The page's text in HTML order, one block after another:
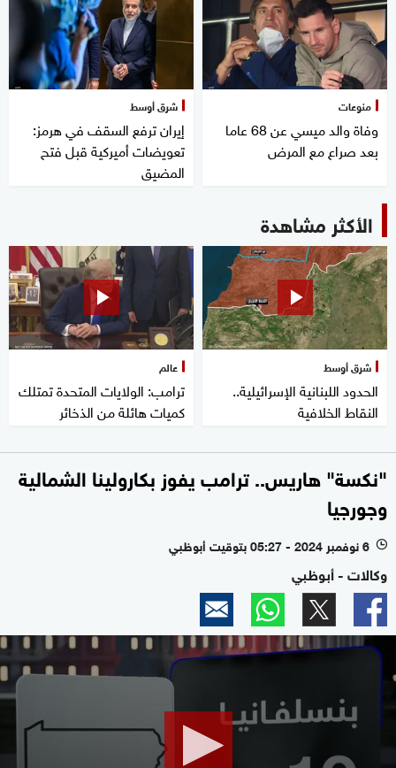
منوعات
وفاة والد ميسي عن 68 عاما
بعد صراع مع المرض
شرق أوسط
إيران ترفع السقف في هرمز:
تعويضات أميركية قبل فتح
المضيق
الأكثر مشاهدة
شرق أوسط
الحدود اللبنانية الإسرائيلية..
النقاط الخلافية
عالم
ترامب: الولايات المتحدة تمتلك
كميات هائلة من الذخائر
"نكسة" هاريس.. ترامب يفوز بكارولينا الشمالية
وجورجيا
l 6 نوفمبر 2024 - 05:27 بتوقيت أبوظبي
وكالات - أبوظبي
0
seconds
of
2
minutes,
seconds